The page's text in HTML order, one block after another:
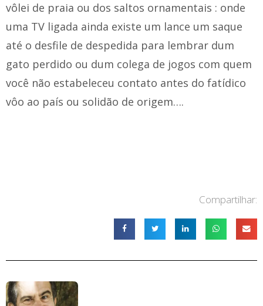
vôlei de praia ou dos saltos ornamentais : onde
uma TV ligada ainda existe um lance um saque
até o desfile de despedida para lembrar dum
gato perdido ou dum colega de jogos com quem
você não estabeleceu contato antes do fatídico
vôo ao país ou solidão de origem….
Compartilhar: